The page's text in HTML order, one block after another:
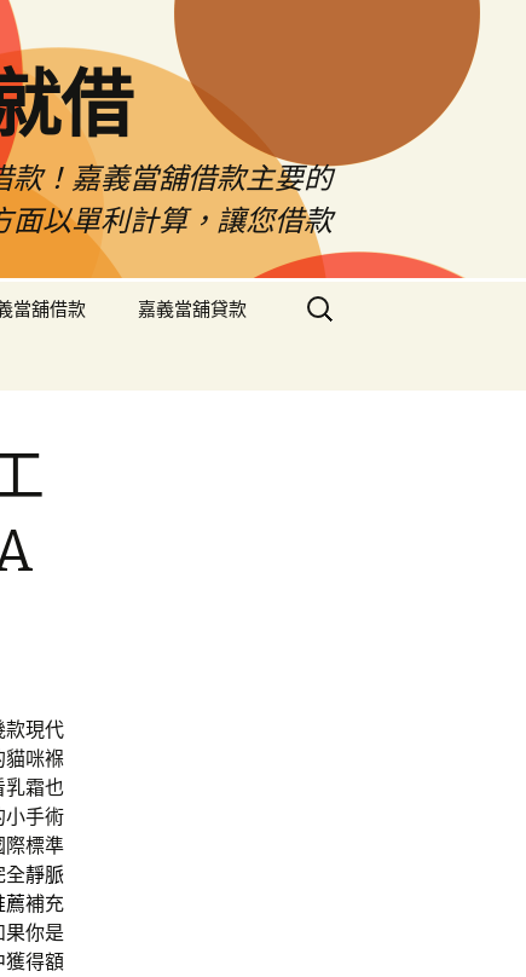
借
！嘉義當舖借款主要的
以單利計算，讓您借款
當舖借款 嘉義當舖貸款
搜
尋
款現代
貓咪褓
乳霜也
小手術
際標準
全靜脈
薦補充
果你是
獲得額